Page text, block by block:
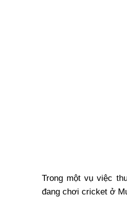
Trong một vụ việc
đang chơi cricket ở